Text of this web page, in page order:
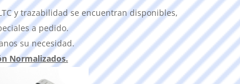
y trazabilidad se encuentran disponibles,
a pedido.
su necesidad.
Normalizados.